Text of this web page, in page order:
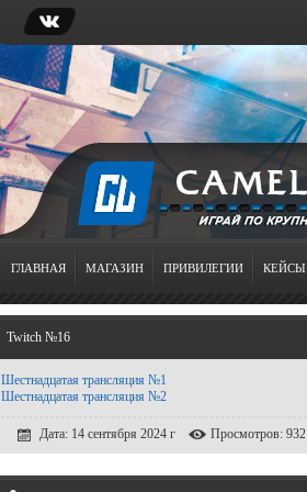
ГЛАВНАЯ МАГАЗИН ПРИВИЛЕГИИ КЕЙСЫ
Twitch №16
Шестнадцатая трансляция №1
Шестнадцатая трансляция №2
Дата: 14 сентября 2024 г Просмотров: 932